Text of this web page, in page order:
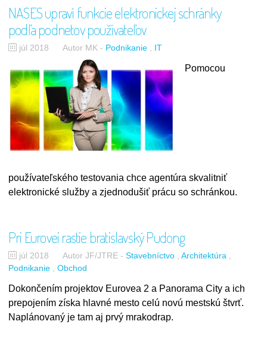
NASES upraví funkcie elektronickej schránky
podľa podnetov používateľov
júl 2018 Autor MK- Podnikanie IT
Pomocou
používateľského testovania chce agentúra skvalitniť
elektronické služby a zjednodušiť prácu so schránkou.
Pri Eurovei rastie bratislavský Pudong
júl 2018 Autor JF/JTRE-Stavebníctvo
Architektúra
Podnikanie
Obchod
Dokončením projektov Eurovea 2 a Panorama City a ich
prepojením získa hlavné mesto celú novú mestskú štvrť.
Naplánovaný je tam aj prvý mrakodrap.